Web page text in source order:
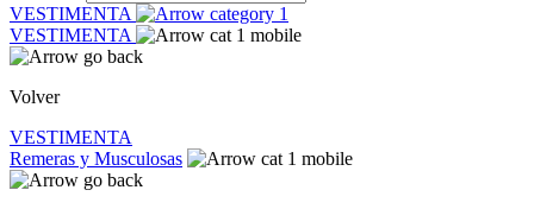
VESTIMENTA
VESTIMENTA
Volver
VESTIMENTA
Remeras y Musculosas